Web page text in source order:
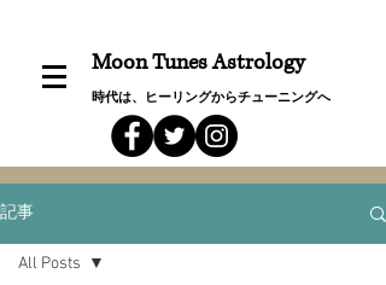
Moon Tunes Astrology
時代は、ヒーリングからチューニングへ
記事
All Posts